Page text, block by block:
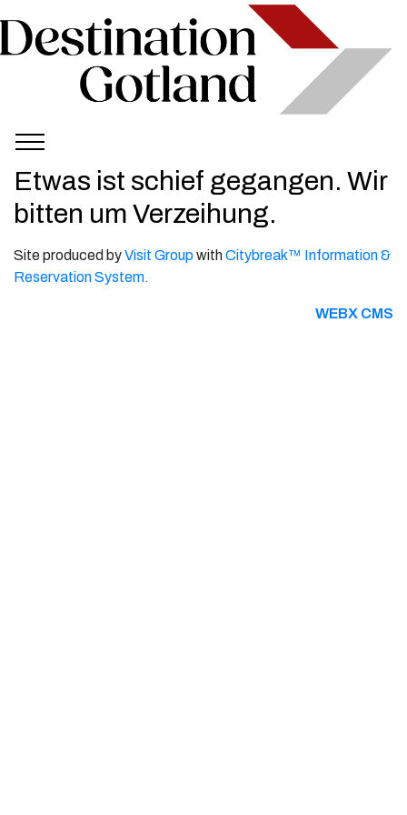
Etwas ist schief gegangen. Wir
bitten um Verzeihung.
Site produced byVisit GroupwithCitybreak™ Information &
Reservation System.
WEBX CMS